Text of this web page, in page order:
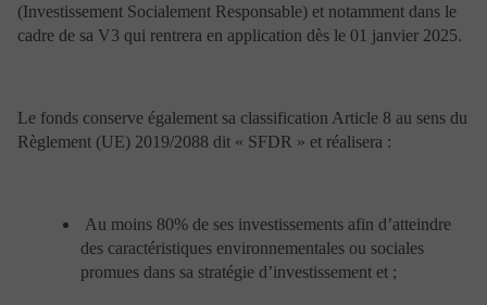
Portzamparc Gestion ne peut être tenue pour
responsable des éventuelles erreurs ou imperfections
des conséquences qui pourraient en découler.
Bien que Portzamparc Gestion fasse tout ce qui est
site sont exactes, fiables et complètes.
S’il apparaît néanmoins que des informations publiées
contiennent des erreurs ou que des informations
(Investissement Socialement Responsable) et notamment dans le
cadre de sa V3 qui rentrera en application dès le 01 janvier 2025.
Le fonds conserve également sa classification Article 8 au sens du
Règlement (UE) 2019/2088 dit « SFDR » et réalisera :
Au moins 80% de ses investissements afin d’atteindre
des caractéristiques environnementales ou sociales
promues dans sa stratégie d’investissement et ;